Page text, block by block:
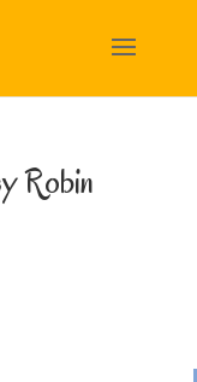
Robin